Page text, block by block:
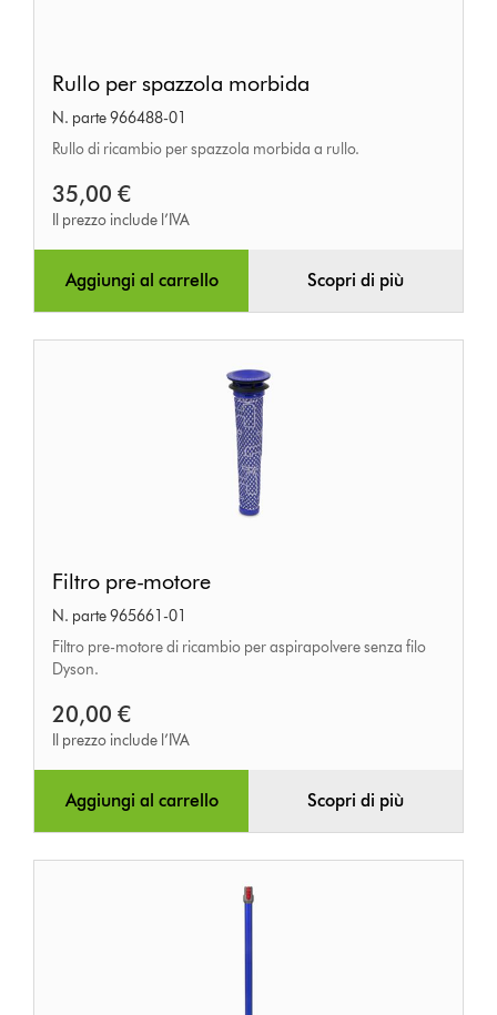
per
spazzola
morbida
Rullo per spazzola morbida
N. parte 966488-01
Rullo di ricambio per spazzola morbida a rullo.
35,00 €
Il prezzo include l’IVA
Aggiungi al carrello Scopri di più
pre-
motore
Filtro pre-motore
N. parte 965661-01
Filtro pre-motore di ricambio per aspirapolvere senza filo
Dyson.
20,00 €
Il prezzo include l’IVA
Aggiungi al carrello Scopri di più